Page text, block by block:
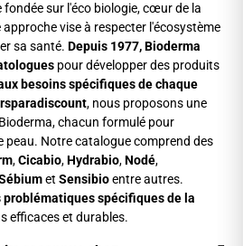
fondée sur l'éco biologie, cœur de la
vise à respecter l'écosystème
sa santé. Depuis 1977, Bioderma
pour développer des produits
besoins spécifiques de chaque
, nous proposons une
chacun formulé pour
peau. Notre catalogue comprend des
,Cicabio,Hydrabio,Nodé,
et Sensibioentre autres.
problématiques spécifiques de la
efficaces et durables.